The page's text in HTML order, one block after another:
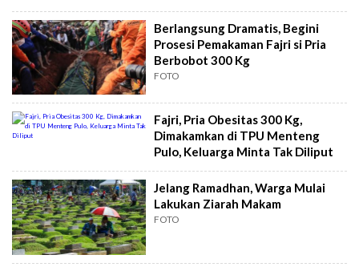
Berlangsung Dramatis, Begini
Prosesi Pemakaman Fajri si Pria
Berbobot 300 Kg
FOTO
Fajri, Pria Obesitas 300 Kg,
Dimakamkan di TPU Menteng
Pulo, Keluarga Minta Tak Diliput
Jelang Ramadhan, Warga Mulai
Lakukan Ziarah Makam
FOTO